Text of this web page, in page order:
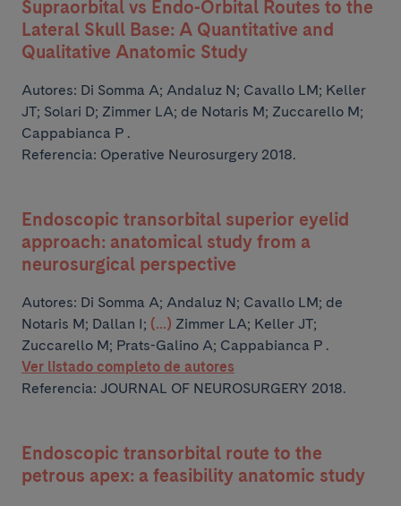
Supraorbital vs Endo-Orbital Routes to the
Lateral Skull Base: A Quantitative and
Qualitative Anatomic Study
Autores: Di Somma A; Andaluz N; Cavallo LM; Keller
JT; Solari D; Zimmer LA; de Notaris M; Zuccarello M;
Cappabianca P .
Referencia: Operative Neurosurgery 2018.
Endoscopic transorbital superior eyelid
approach: anatomical study from a
neurosurgical perspective
Autores: Di Somma A; Andaluz N; Cavallo LM; de
Notaris M; Dallan I; (...) Zimmer LA; Keller JT;
Zuccarello M; Prats-Galino A; Cappabianca P .
Ver listado completo de autores
Referencia: JOURNAL OF NEUROSURGERY 2018.
Endoscopic transorbital route to the
petrous apex: a feasibility anatomic study